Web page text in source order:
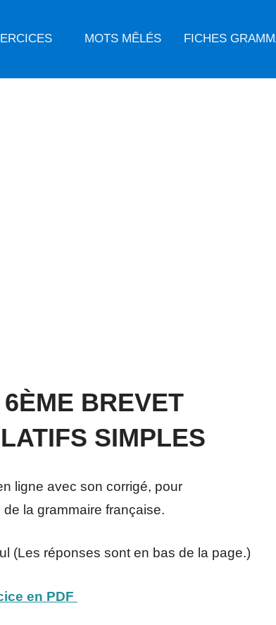
MOTS MÊLÉS FICHES
BREVET
SIMPLES
ligne avec son corrigé, pour
la grammaire française.
(Les réponses sont en bas de la page.)
en PDF